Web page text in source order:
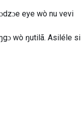
eye wò nu vevi
wò ŋutilã. Asiléle si